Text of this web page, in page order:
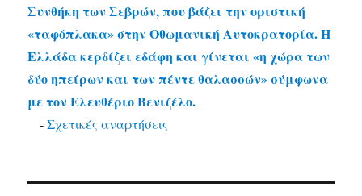
Συνθήκη των Σεβρών, που βάζει την οριστική
«ταφόπλακα» στην Οθωμανική Αυτοκρατορία. Η
Ελλάδα κερδίζει εδάφη και γίνεται «η χώρα των
δύο ηπείρων και των πέντε θαλασσών» σύμφωνα
με τον Ελευθέριο Βενιζέλο.
-Σχετικές αναρτήσεις